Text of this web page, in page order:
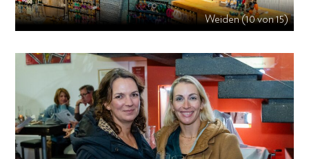
Weiden (10 von 15)